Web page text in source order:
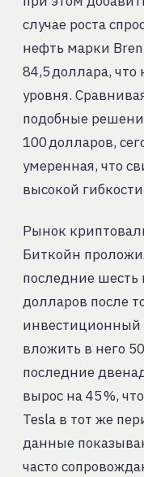
случае роста
нефть марки
84,5 доллара,
уровня.
подобные
100 долларов,
умеренная, что
высокой
Рынок
Биткойн
последние шесть
долларов после
инвестиционный
вложить в него
последние
вырос на 45 %,
Tesla в тот же
данные
часто